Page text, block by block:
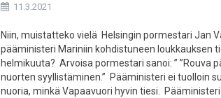
11.3.2021
Niin, muistatteko vielä Helsingin pormestari Jan
pääministeri Mariniin kohdistuneen loukkauksen
helmikuuta? Arvoisa pormestari sanoi: ” ”Rouva
nuorten syyllistäminen.” Pääministeri ei tuolloin
nuoria, minkä Vapaavuori hyvin tiesi.